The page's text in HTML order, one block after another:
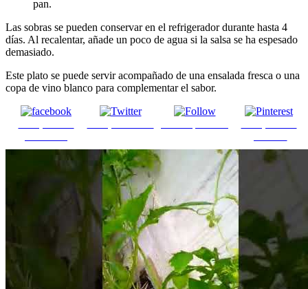
pan.
Las sobras se pueden conservar en el refrigerador durante hasta 4
días. Al recalentar, añade un poco de agua si la salsa se ha espesado
demasiado.
Este plato se puede servir acompañado de una ensalada fresca o una
copa de vino blanco para complementar el sabor.